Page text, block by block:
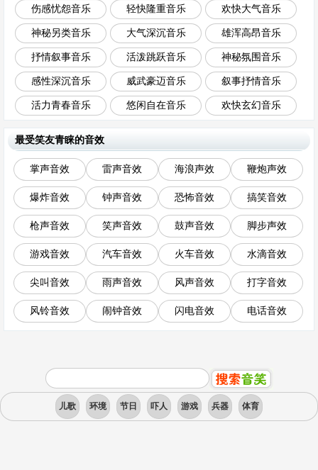
伤感忧怨音乐 轻快隆重音乐 欢快大气音乐
神秘另类音乐 大气深沉音乐 雄浑高昂音乐
抒情叙事音乐 活泼跳跃音乐 神秘氛围音乐
感性深沉音乐 威武豪迈音乐 叙事抒情音乐
活力青春音乐 悠闲自在音乐 欢快玄幻音乐
最受笑友青睐的音效
掌声音效 雷声音效 海浪声效 鞭炮声效
爆炸音效 钟声音效 恐怖音效 搞笑音效
枪声音效 笑声音效 鼓声音效 脚步声效
游戏音效 汽车音效 火车音效 水滴音效
尖叫音效 雨声音效 风声音效 打字音效
风铃音效 闹钟音效 闪电音效 电话音效
儿歌 环境 节日 吓人 游戏 兵器 体育